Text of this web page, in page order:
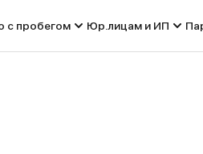
с пробегом Юр.лицам и ИП